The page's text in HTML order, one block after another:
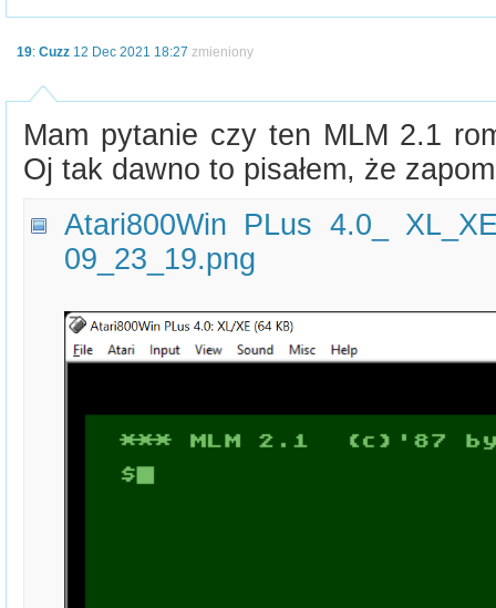
19: Cuzz 12 Dec 2021 18:27 zmieniony
Mam pytanie czy ten MLM 2.1
Oj tak dawno to pisałem, że
Atari800Win PLus 4.0_
09_23_19.png